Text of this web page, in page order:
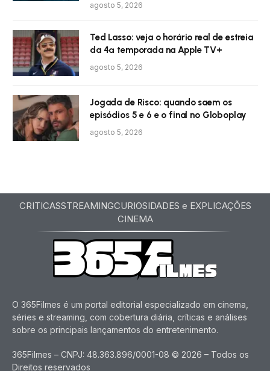
agosto 5, 2026
Ted Lasso: veja o horário real de estreia
da 4ª temporada na Apple TV+
agosto 5, 2026
Jogada de Risco: quando saem os
episódios 5 e 6 e o final no Globoplay
agosto 5, 2026
CRITICASSTREAMINGCURIOSIDADES e EXPLICAÇÕES
CINEMA
O 365Filmes é um portal editorial especializado em cinema,
séries e streaming, com cobertura diária, críticas e análises
sobre os principais lançamentos do entretenimento.
365Filmes – CNPJ: 48.363.896/0001-08 © 2026 – Todos os
Direitos reservados